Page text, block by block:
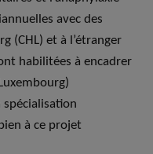
avec des
(CHL) et à l’étranger
habilitées à encadrer
à ce projet